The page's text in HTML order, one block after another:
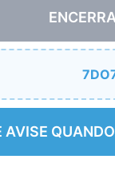
AVISE